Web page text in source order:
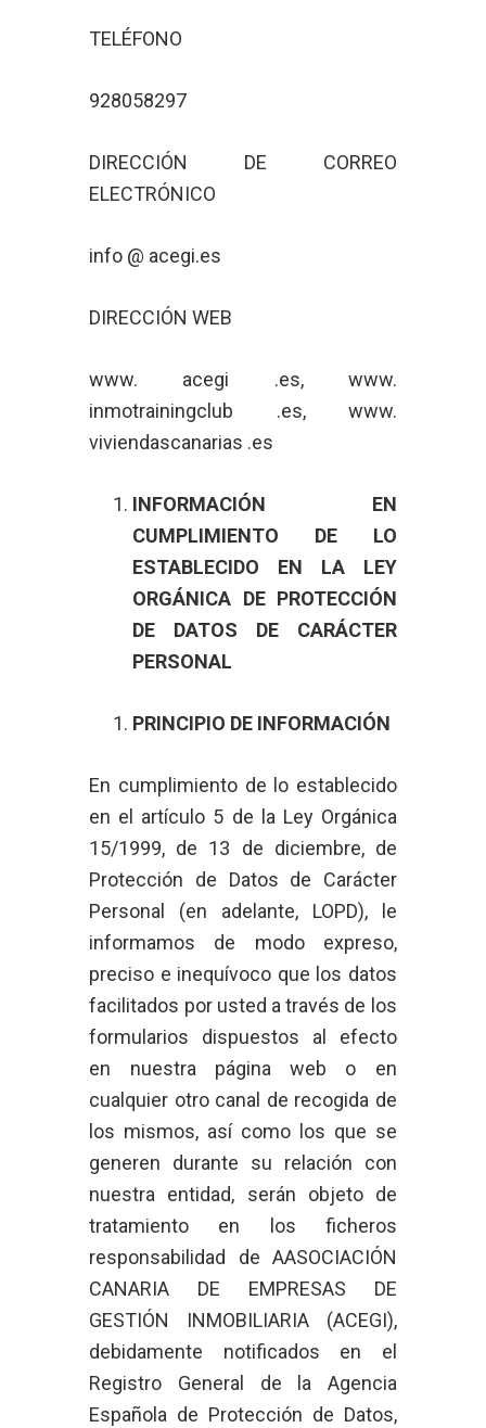
TELÉFONO
928058297
DIRECCIÓN DE CORREO
ELECTRÓNICO
info @ acegi.es
DIRECCIÓN WEB
www. acegi .es, www.
inmotrainingclub .es, www.
viviendascanarias .es
INFORMACIÓN EN
CUMPLIMIENTO DE LO
ESTABLECIDO EN LA LEY
ORGÁNICA DE PROTECCIÓN
DE DATOS DE CARÁCTER
PERSONAL
PRINCIPIO DE INFORMACIÓN
En cumplimiento de lo establecido
en el artículo 5 de la Ley Orgánica
15/1999, de 13 de diciembre, de
Protección de Datos de Carácter
Personal (en adelante, LOPD), le
informamos de modo expreso,
preciso e inequívoco que los datos
facilitados por usted a través de los
formularios dispuestos al efecto
en nuestra página web o en
cualquier otro canal de recogida de
los mismos, así como los que se
generen durante su relación con
nuestra entidad, serán objeto de
tratamiento en los ficheros
responsabilidad de AASOCIACIÓN
CANARIA DE EMPRESAS DE
GESTIÓN INMOBILIARIA (ACEGI),
debidamente notificados en el
Registro General de la Agencia
Española de Protección de Datos,